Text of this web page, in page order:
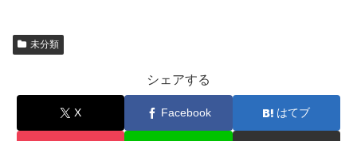
未分類
シェアする
X Facebook はてブ